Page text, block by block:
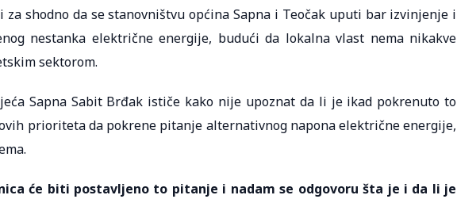
shodno da se stanovništvu općina Sapna i Teočak uputi bar izvinjenje i
nestanka električne energije, budući da lokalna vlast nema nikakve
sektorom.
Sapna Sabit Brđak ističe kako nije upoznat da li je ikad pokrenuto to
prioriteta da pokrene pitanje alternativnog napona električne energije,
će biti postavljeno to pitanje i nadam se odgovoru šta je i da li je